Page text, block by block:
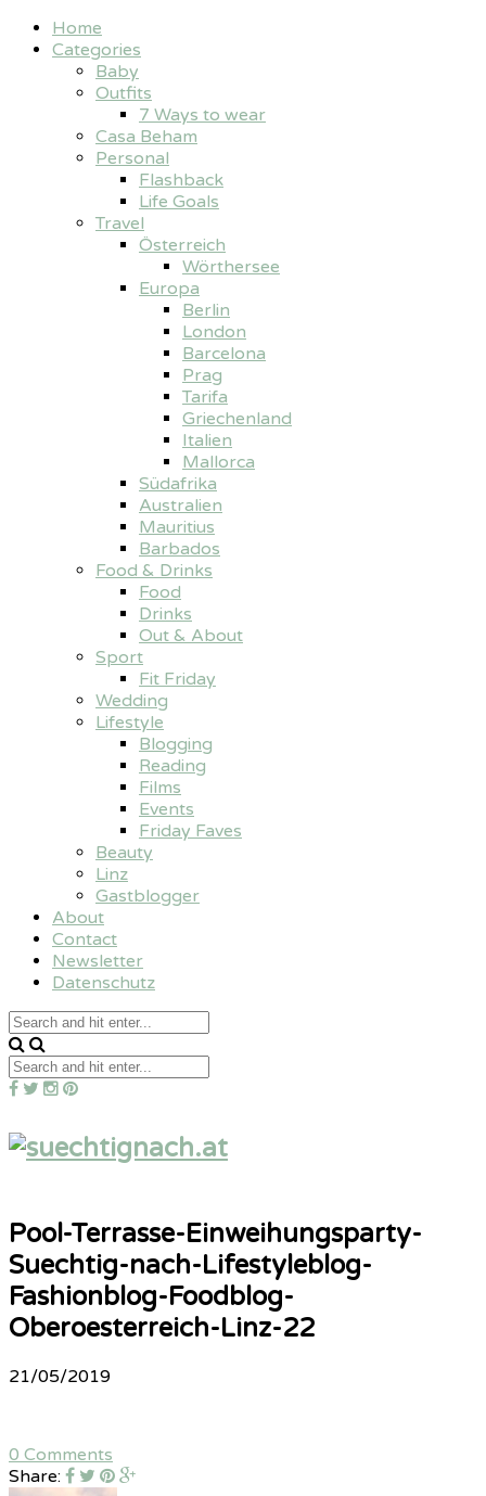
Home
Categories
Baby
Outfits
7 Ways to wear
Casa Beham
Personal
Flashback
Life Goals
Travel
Österreich
Wörthersee
Europa
Berlin
London
Barcelona
Prag
Tarifa
Griechenland
Italien
Mallorca
Südafrika
Australien
Mauritius
Barbados
Food & Drinks
Food
Drinks
Out & About
Sport
Fit Friday
Wedding
Lifestyle
Blogging
Reading
Films
Events
Friday Faves
Beauty
Linz
Gastblogger
About
Contact
Newsletter
Datenschutz
Pool-Terrasse-Einweihungsparty-
Suechtig-nach-Lifestyleblog-
Fashionblog-Foodblog-
Oberoesterreich-Linz-22
21/05/2019
0 Comments
Share: